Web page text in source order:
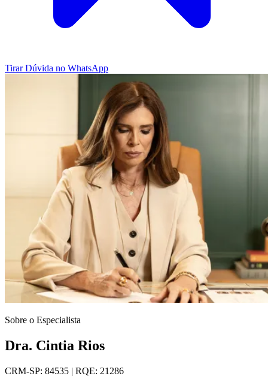
Tirar Dúvida no WhatsApp
Sobre o Especialista
Dra. Cintia Rios
CRM-SP: 84535 | RQE: 21286